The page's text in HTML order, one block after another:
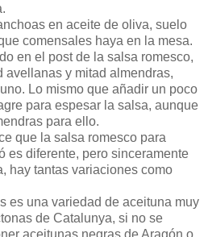
en aceite de oliva, suelo
comensales haya en la mesa.
en el post de la salsa romesco,
avellanas y mitad almendras,
Lo mismo que añadir un poco
para espesar la salsa, aunque
para ello.
que la salsa romesco para
es diferente, pero sinceramente
hay tantas variaciones como
es una variedad de aceituna muy
de Catalunya, si no se
aceitunas negras de Aragón o